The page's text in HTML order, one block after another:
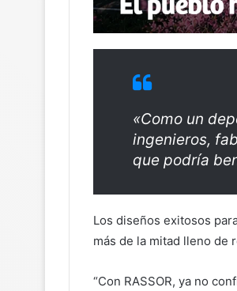
«Como un
ingenieros,
que podría
Los diseños exitosos
más de la mitad lleno de
“Con RASSOR, ya no